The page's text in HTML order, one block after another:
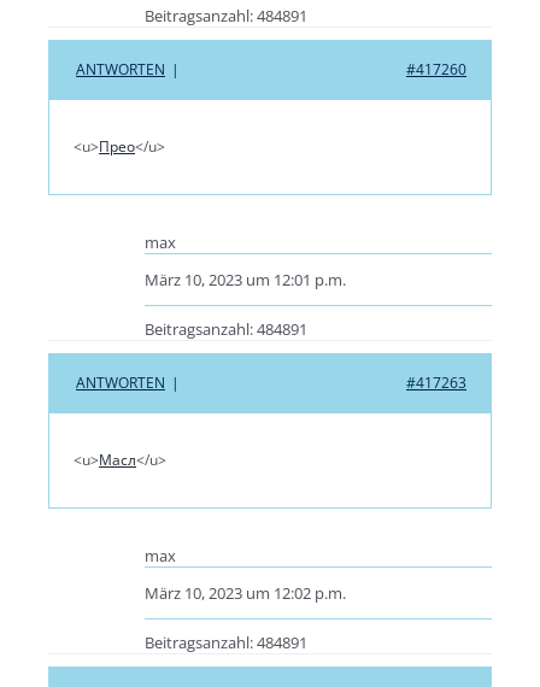
Beitragsanzahl: 484891
#417260
ANTWORTEN |
<u>Прео</u>
max
März 10, 2023 um 12:01 p.m.
Beitragsanzahl: 484891
#417263
ANTWORTEN |
<u>Масл</u>
max
März 10, 2023 um 12:02 p.m.
Beitragsanzahl: 484891